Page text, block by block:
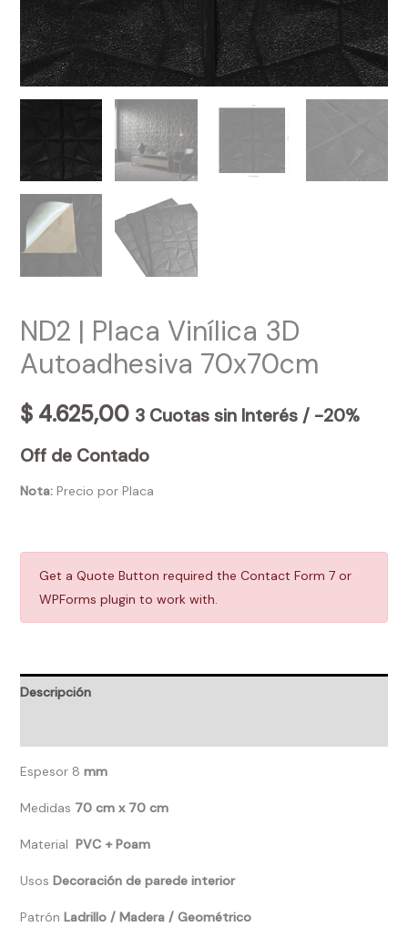
ND2 | Placa Vinílica 3D
Autoadhesiva 70x70cm
$4.625,00 3 Cuotas sin Interés / -20%
Off de Contado
Nota: Precio por Placa
Get a Quote Button required the Contact Form 7 or
WPForms plugin to work with.
Descripción
Espesor 8 mm
Medidas 70 cm x 70 cm
Material PVC + Poam
Usos Decoración de parede interior
Patrón Ladrillo / Madera / Geométrico